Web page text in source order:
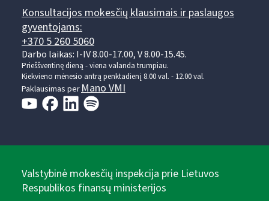
Konsultacijos mokesčių klausimais ir paslaugos
gyventojams:
+370 5 260 5060
Darbo laikas: I-IV 8.00-17.00, V 8.00-15.45.
Prieššventinę dieną - viena valanda trumpiau.
Kiekvieno mėnesio antrą penktadienį 8.00 val. - 12.00 val.
Paklausimas per Mano VMI
Valstybinė mokesčių inspekcija prie Lietuvos
Respublikos finansų ministerijos